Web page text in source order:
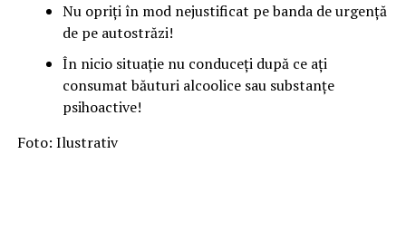
Nu opriți în mod nejustificat pe banda de urgență
de pe autostrăzi!
În nicio situație nu conduceți după ce ați
consumat băuturi alcoolice sau substanțe
psihoactive!
Foto: Ilustrativ